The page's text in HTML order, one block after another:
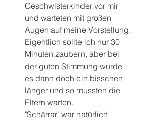
Geschwisterkinder vor mir
und warteten mit großen
Augen auf meine Vorstellung.
Eigentlich sollte ich nur 30
Minuten zaubern, aber bei
der guten Stimmung wurde
es dann doch ein bisschen
länger und so mussten die
Eltern warten.
"Schärrar" war natürlich